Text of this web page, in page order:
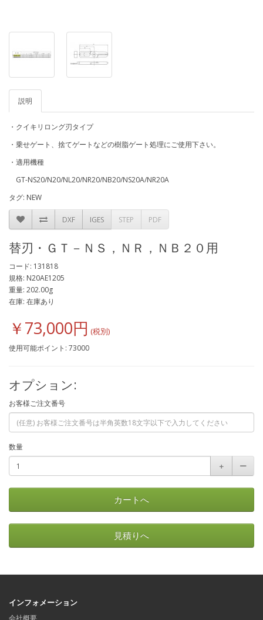
説明
・クイキリロング刃タイプ
・乗せゲート、捨てゲートなどの樹脂ゲート処理にご使用下さい。
・適用機種
GT-NS20/N20/NL20/NR20/NB20/NS20A/NR20A
タグ: NEW
DXF IGES STEP PDF
替刃・ＧＴ－ＮＳ，ＮＲ，ＮＢ２０用
コード: 131818
規格: N20AE1205
重量: 202.00g
在庫: 在庫あり
￥73,000円
使用可能ポイント: 73000
オプション:
お客様ご注文番号
数量
＋
ー
カートへ
見積りへ
インフォメーション